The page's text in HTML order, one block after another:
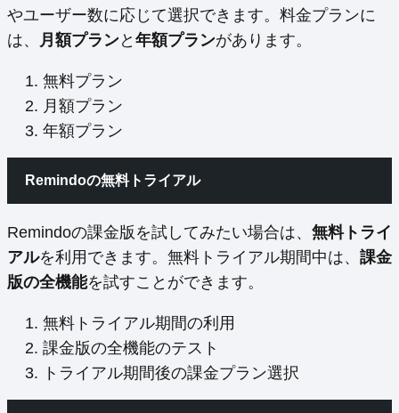
やユーザー数に応じて選択できます。料金プランに
は、
月額プランと 年額プランがあります。
無料プラン
月額プラン
年額プラン
Remindoの無料トライアル
Remindoの課金版を試してみたい場合は、 無料トライ
アルを利用できます。無料トライアル期間中は、 課金
版の全機能を試すことができます。
無料トライアル期間の利用
課金版の全機能のテスト
トライアル期間後の課金プラン選択